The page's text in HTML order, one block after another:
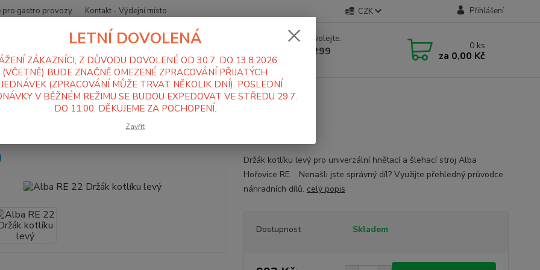
pro gastro provozy Kontakt - Výdejní místo CZK Přihlášení
Nevíte si rady? Zavolejte.
+420 519 411 299
Po-Pá 7-16 hod
0 ks
za 0,00 Kč
RE 22 Sada 10 - Nosič kotlíku Alba RE 22 Držák kotlíku levý
RE 22 Držák kotlíku levý
Držák kotlíku levý pro univerzální hnětací a šlehací stroj Alba
Hořovice RE. Nenašli jste správný díl? Využijte přehledný průvodce
náhradních dílů. celý popis
Dostupnost Skladem
LETNÍ DOVOLENÁ
ZÁKAZNÍCI, Z DŮVODU DOVOLENÉ OD 30.7. DO 13.8.2026
(VČETNĚ) BUDE ZNAČNĚ OMEZENÉ ZPRACOVÁNÍ PŘIJATÝCH
(ZPRACOVÁNÍ MŮŽE TRVAT NĚKOLIK DNÍ). POSLEDNÍ
V BĚŽNÉM REŽIMU SE BUDOU EXPEDOVAT VE STŘEDU 29.7.
DO 11:00. DĚKUJEME ZA POCHOPENÍ.
Zavřít